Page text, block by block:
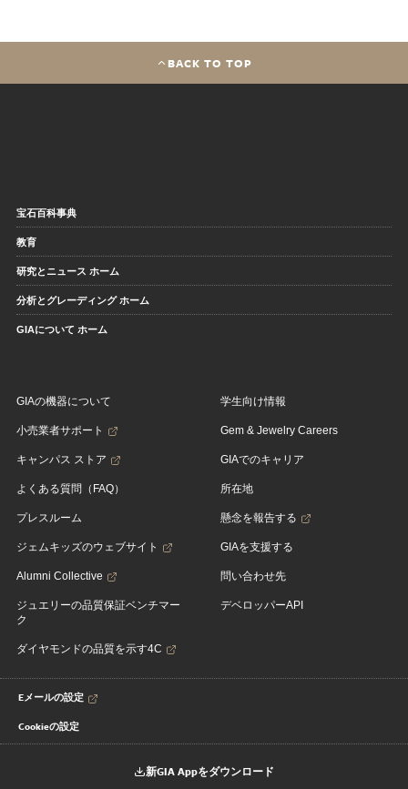
BACK TO TOP
宝石百科事典
教育
研究とニュース ホーム
分析とグレーディング ホーム
GIAについて ホーム
GIAの機器について
小売業者サポート
キャンパス ストア
よくある質問（FAQ）
プレスルーム
ジェムキッズのウェブサイト
Alumni Collective
ジュエリーの品質保証ベンチマー
ク
ダイヤモンドの品質を示す4C
学生向け情報
Gem & Jewelry Careers
GIAでのキャリア
所在地
懸念を報告する
GIAを支援する
問い合わせ先
デベロッパーAPI
Eメールの設定
Cookieの設定
新GIA Appをダウンロード